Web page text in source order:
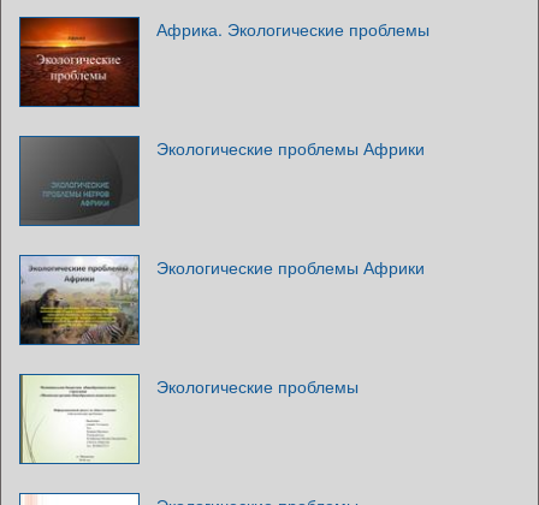
Африка. Экологические проблемы
Экологические проблемы Африки
Экологические проблемы Африки
Экологические проблемы